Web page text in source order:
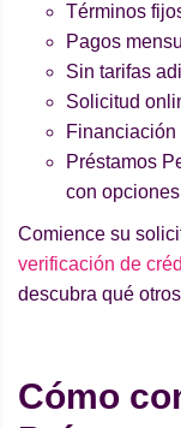
Términos
Pagos
Sin tarifas
Solicitud
Financiación
Préstamos
con
Comience su
verificación de
descubra qué
Cómo